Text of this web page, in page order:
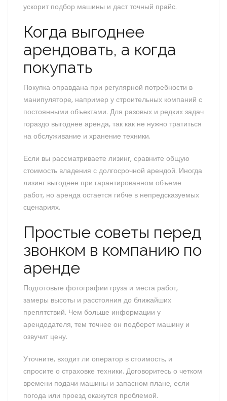
ускорит подбор машины и даст точный прайс.
Когда выгоднее
арендовать, а когда
покупать
Покупка оправдана при регулярной потребности в
манипуляторе, например у строительных компаний с
постоянными объектами. Для разовых и редких задач
гораздо выгоднее аренда, так как не нужно тратиться
на обслуживание и хранение техники.
Если вы рассматриваете лизинг, сравните общую
стоимость владения с долгосрочной арендой. Иногда
лизинг выгоднее при гарантированном объеме
работ, но аренда остается гибче в непредсказуемых
сценариях.
Простые советы перед
звонком в компанию по
аренде
Подготовьте фотографии груза и места работ,
замеры высоты и расстояния до ближайших
препятствий. Чем больше информации у
арендодателя, тем точнее он подберет машину и
озвучит цену.
Уточните, входит ли оператор в стоимость, и
спросите о страховке техники. Договоритесь о четком
времени подачи машины и запасном плане, если
погода или проезд окажутся проблемой.